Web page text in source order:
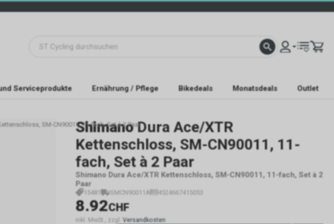
Serviceprodukte Ernährung / Pflege Bikedeals Monatsdeals Outlet
SM-CN90011, 11-fach, Set à 2 Paar
Shimano Dura Ace/XTR
Kettenschloss, SM-CN90011, 11-
fach, Set à 2 Paar
Shimano Dura Ace/XTR Kettenschloss, SM-CN90011, 11-fach, Set à 2
Paar
15481 ISMCN90011A 4524667415053
8.92CHF
inkl. MwSt., zzgl. Versandkosten